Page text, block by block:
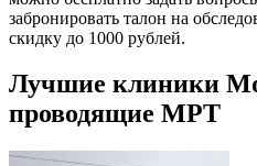
забронировать талон на
скидку до 1000 рублей.
Лучшие клиники
проводящие МРТ